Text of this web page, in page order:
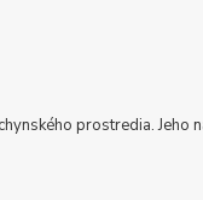
prostredia. Jeho